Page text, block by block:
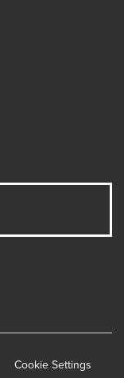
Cookie Settings